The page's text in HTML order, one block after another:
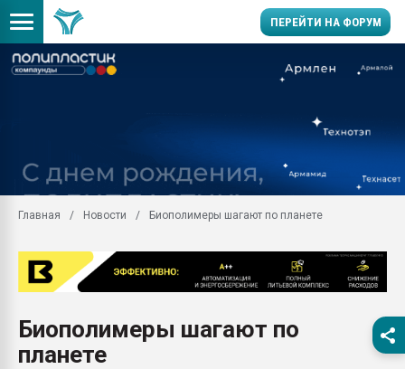
ПЕРЕЙТИ НА ФОРУМ
заводу пластмасс"
Помощь в подборе
Вакуум-формовочные
ближайшее
Подмосковье, Москва
первый план в
Главная Новости Биополимеры шагают по планете
Биополимеры шагают по
планете